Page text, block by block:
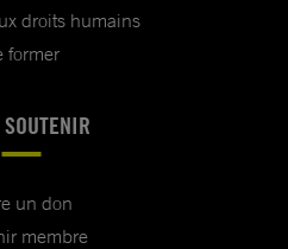
droits humains
former
un don
membre